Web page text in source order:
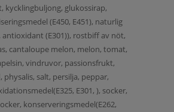
kycklingbuljong, glukossirap,
(E450, E451), naturlig
antioxidant (E301)), rostbiff av nöt,
cantaloupe melon, melon, tomat,
vindruvor, passionsfrukt,
physalis, salt, persilja, peppar,
E301, ), socker,
konserveringsmedel(E262,